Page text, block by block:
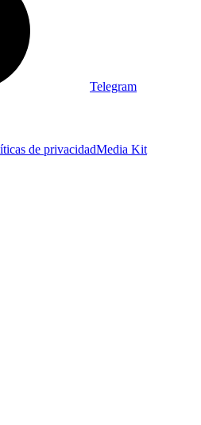
Telegram
de privacidadMedia Kit